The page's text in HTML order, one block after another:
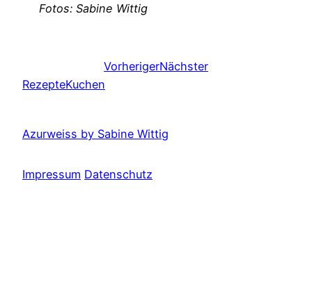
Fotos: Sabine Wittig
VorherigerNächster
RezepteKuchen
Azurweiss by Sabine Wittig
Impressum Datenschutz